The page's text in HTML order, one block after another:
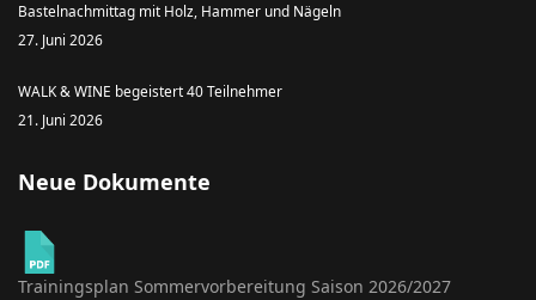
Bastelnachmittag mit Holz, Hammer und Nägeln
27. Juni 2026
WALK & WINE begeistert 40 Teilnehmer
21. Juni 2026
Neue Dokumente
Trainingsplan Sommervorbereitung Saison 2026/2027